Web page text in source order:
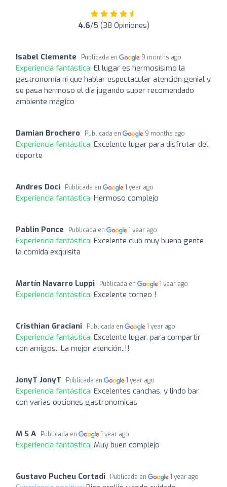
4.6/5 (38 Opiniones)
Isabel Clemente Publicada en 9 months ago
Experiencia fantástica: El lugar es hermosísimo la
gastronomía ni que hablar espectacular atención genial y
se pasa hermoso el día jugando super recomendado
ambiente mágico
Damian Brochero Publicada en 9 months ago
Experiencia fantástica: Excelente lugar para disfrutar del
deporte
Andres Doci Publicada en 1 year ago
Experiencia fantástica: Hermoso complejo
Pablin Ponce Publicada en 1 year ago
Experiencia fantástica: Excelente club muy buena gente
la comida exquisita
Martín Navarro Luppi Publicada en 1 year ago
Experiencia fantástica: Excelente torneo !
Cristhian Graciani Publicada en 1 year ago
Experiencia fantástica: Excelente lugar, para compartir
con amigos.. La mejor atención..!!
JonyT JonyT Publicada en 1 year ago
Experiencia fantástica: Excelentes canchas, y lindo bar
con varias opciones gastronomicas
M S A Publicada en 1 year ago
Experiencia fantástica: Muy buen complejo
Gustavo Pucheu Cortadi Publicada en 1 year ago